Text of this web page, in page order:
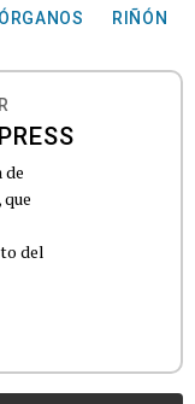
RIÑÓN
de
del